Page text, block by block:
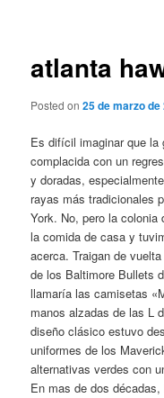
atlanta
Posted on25 de marzo de
Es difícil imaginar que la
complacida con un
y doradas,
rayas más tradicionales
York. No, pero la colonia
la comida de casa y
acerca. Traigan de
de los Baltimore Bullets
llamaría las camisetas
manos alzadas de las L
diseño clásico estuvo
uniformes de los
alternativas verdes con
En mas de dos